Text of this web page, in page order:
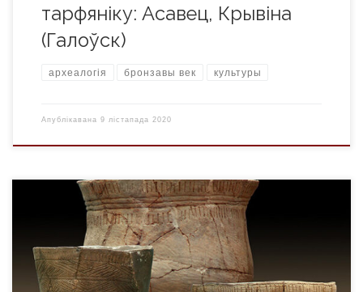
тарфяніку: Асавец, Крывіна
(Галоўск)
археалогія бронзавы век культуры
Апублікавана 9 лістапада 2020
Сярэднедняпроўская культура (2-я пал. III – 1-я пал. II тыс.
да н. э.) – археалагiчная культура, якая у часы позняга
неаліту займала тэрыторыю Сярэдняга, а з ранняга
бронзавага веку – і Верхняе Падняпроў’е. Сфарміравалася